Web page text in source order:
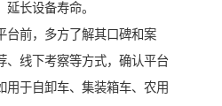
长设备寿命。
台前，多方了解其口碑和案
、线下考察等方式，确认平台
用于自卸车、集装箱车、农用